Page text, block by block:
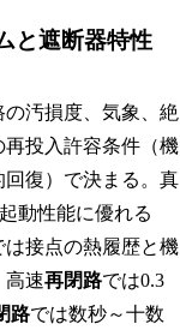
と遮断器特性
汚損度、気象、絶
投入許容条件（機
復）で決まる。真
動性能に優れる
接点の熱履歴と機
高速再閉路では0.3
路では数秒～十数